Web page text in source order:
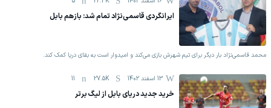
ایرانگردی قاسمی‌نژاد تمام شد: بازهم بابل
محمد قاسمی‌نژاد بار دیگر برای تیم شهرش بازی می‌کند و امیدوار است به بقای دریا کمک کند.
13 اسفند 1402 27.5K
11
خرید جدید دریای بابل از لیگ برتر